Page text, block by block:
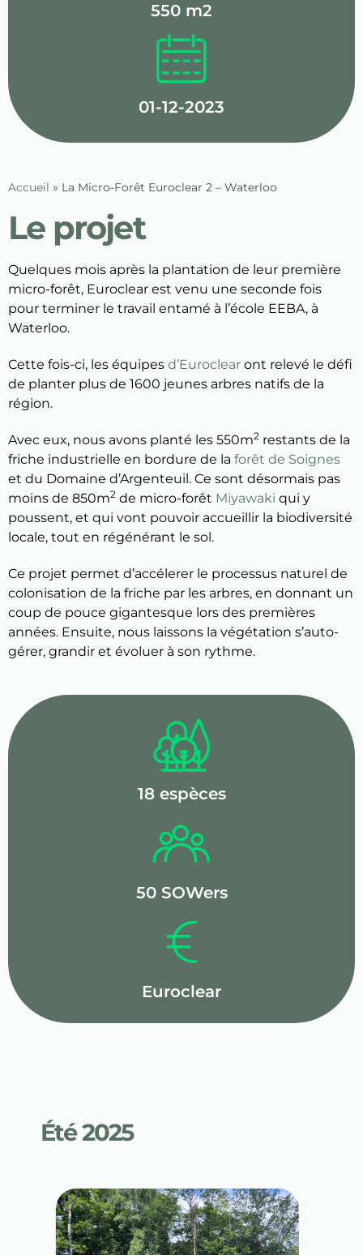
550 m2
01-12-2023
Accueil » La Micro-Forêt Euroclear 2 – Waterloo
Le projet
Quelques mois après la plantation de leur première
micro-forêt, Euroclear est venu une seconde fois
pour terminer le travail entamé à l’école EEBA, à
Waterloo.
Cette fois-ci, les équipes d’Euroclear ont relevé le défi
de planter plus de 1600 jeunes arbres natifs de la
région.
Avec eux, nous avons planté les 550m2 restants de la
friche industrielle en bordure de la forêt de Soignes
et du Domaine d’Argenteuil. Ce sont désormais pas
moins de 850m2 de micro-forêt Miyawaki qui y
poussent, et qui vont pouvoir accueillir la biodiversité
locale, tout en régénérant le sol.
Ce projet permet d’accélerer le processus naturel de
colonisation de la friche par les arbres, en donnant un
coup de pouce gigantesque lors des premières
années. Ensuite, nous laissons la végétation s’auto-
gérer, grandir et évoluer à son rythme.
18 espèces
50 SOWers
Euroclear
Été 2025